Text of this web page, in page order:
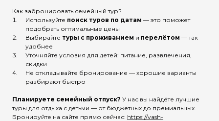
Как забронировать семейный тур?
Используйте поиск туров по датам — это поможет
подобрать оптимальные цены
Выбирайте туры с проживанием и перелётом — так
удобнее
Уточняйте условия для детей: питание, развлечения,
скидки
Не откладывайте бронирование — хорошие варианты
разбирают быстро
Планируете семейный отпуск? У нас вы найдёте лучшие
туры для отдыха с детьми — от бюджетных до премиальных.
Бронируйте на сайте прямо сейчас: https://vash-